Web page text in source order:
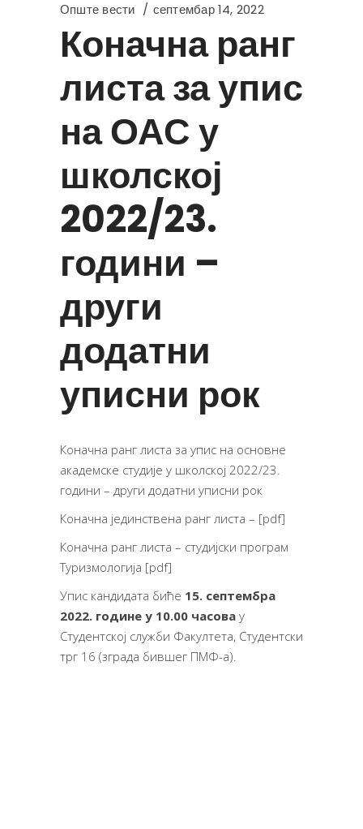
Опште вести септембар 14, 2022
Коначна ранг
листа за упис
на ОАС у
школској
2022/23.
години –
други
додатни
уписни рок
Коначна ранг листа за упис на основне
академске студије у школској 2022/23.
години – други додатни уписни рок
Коначна јединствена ранг листa – [pdf]
Коначна ранг листa – студијски програм
Туризмологија [pdf]
Упис кандидата биће 15. септембра
2022. године у 10.00 часова у
Студентској служби Факултета, Студентски
трг 16 (зграда бившег ПМФ-а).